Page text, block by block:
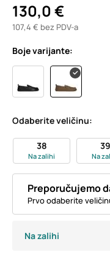
130,0 €
107,4 € bez PDV-a
Boje varijante:
Odaberite veličinu:
38
Na zalihi
39
Na
Preporučujemo
Prvo odaberite
Na zalihi